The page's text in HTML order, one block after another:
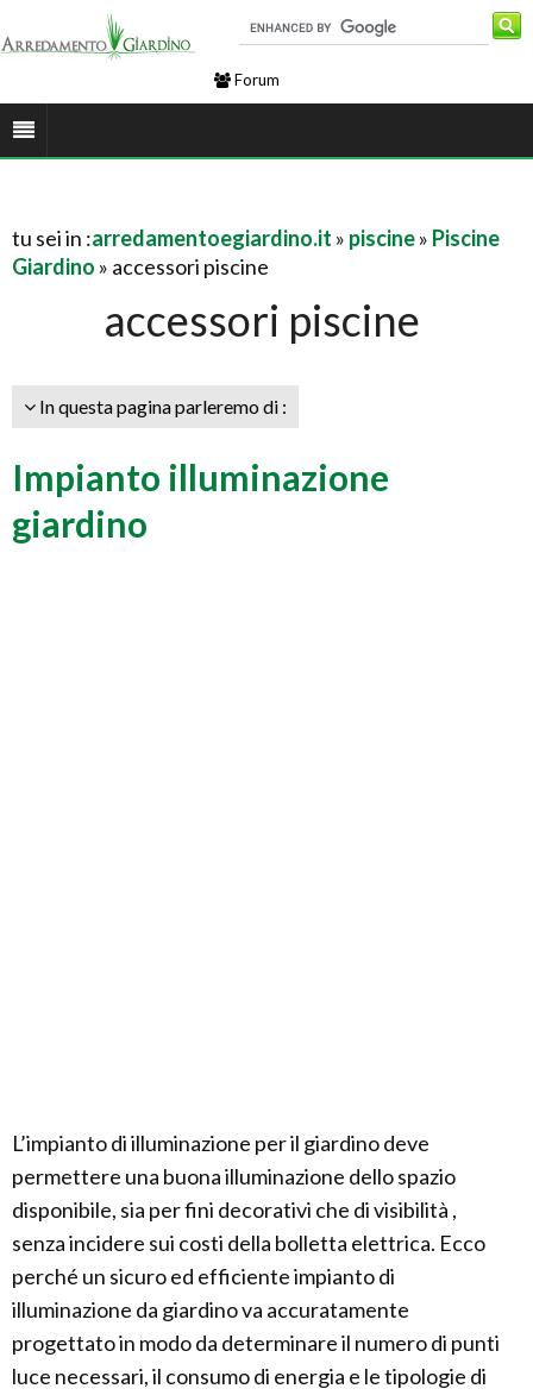
Forum
tu sei in :arredamentoegiardino.it » piscine» Piscine
Giardino » accessori piscine
accessori piscine
In questa pagina parleremo di :
Impianto illuminazione
giardino
L’impianto di illuminazione per il giardino deve
permettere una buona illuminazione dello spazio
disponibile, sia per fini decorativi che di visibilità ,
senza incidere sui costi della bolletta elettrica. Ecco
perché un sicuro ed efficiente impianto di
illuminazione da giardino va accuratamente
progettato in modo da determinare il numero di punti
luce necessari, il consumo di energia e le tipologie di